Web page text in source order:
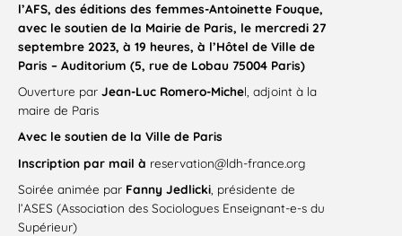
l’AFS, des éditions des femmes-Antoinette Fouque,
avec le soutien de la Mairie de Paris, le mercredi 27
septembre 2023, à 19 heures, à l’Hôtel de Ville de
Paris – Auditorium (5, rue de Lobau 75004 Paris)
Ouverture par Jean-Luc Romero-Michel, adjoint à la
maire de Paris
Avec le soutien de la Ville de Paris
Inscription par mail à reservation@ldh-france.org
Soirée animée par Fanny Jedlicki , présidente de
l’ASES (Association des Sociologues Enseignant-e-s du
Supérieur)